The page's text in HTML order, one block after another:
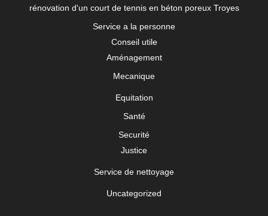
rénovation d'un court de tennis en béton poreux Troyes
Service a la personne
Conseil utile
Aménagement
Mecanique
Equitation
Santé
Securité
Justice
Service de nettoyage
Uncategorized